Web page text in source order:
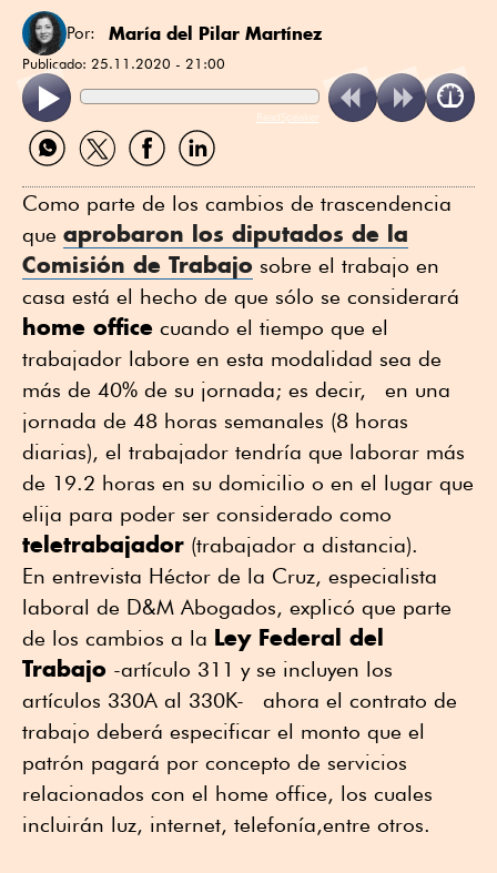
Por: María del Pilar Martínez
Publicado: 25.11.2020 - 21:00
ReadSpeaker
Compartir
por
Compartir
por
Compartir
por
Compartir
por
Como parte de los cambios de trascendencia
que aprobaron los diputados de la
Comisión de Trabajo sobre el trabajo en
casa está el hecho de que sólo se considerará
home office cuando el tiempo que el
trabajador labore en esta modalidad sea de
más de 40% de su jornada; es decir, en una
jornada de 48 horas semanales (8 horas
diarias), el trabajador tendría que laborar más
de 19.2 horas en su domicilio o en el lugar que
elija para poder ser considerado como
teletrabajador (trabajador a distancia).
En entrevista Héctor de la Cruz, especialista
laboral de D&M Abogados, explicó que parte
de los cambios a la Ley Federal del
Trabajo -artículo 311 y se incluyen los
artículos 330A al 330K- ahora el contrato de
trabajo deberá especificar el monto que el
patrón pagará por concepto de servicios
relacionados con el home office, los cuales
incluirán luz, internet, telefonía,entre otros.